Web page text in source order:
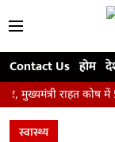
Contact Us होम
राहत कोष में 5 लाख
स्वास्थ्य